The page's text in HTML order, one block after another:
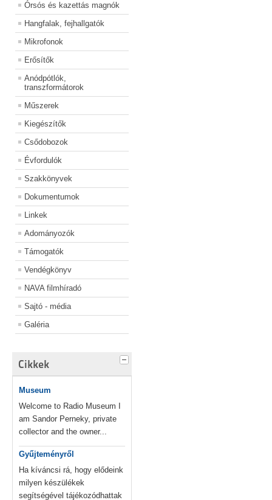
Órsós és kazettás magnók
Hangfalak, fejhallgatók
Mikrofonok
Erősítők
Anódpótlók,
transzformátorok
Műszerek
Kiegészítők
Csődobozok
Évfordulók
Szakkönyvek
Dokumentumok
Linkek
Adományozók
Támogatók
Vendégkönyv
NAVA filmhíradó
Sajtó - média
Galéria
Cikkek
Museum
Welcome to Radio Museum I
am Sandor Perneky, private
collector and the owner...
Gyűjteményről
Ha kíváncsi rá, hogy elődeink
milyen készülékek
segítségével tájékozódhattak